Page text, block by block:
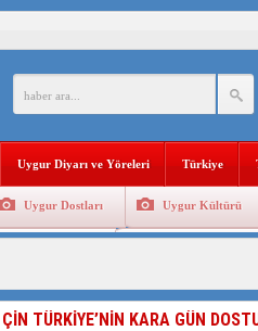
BAŞKANI AĞIRALİOĞLU : ÇİN’İN
UYGULAMALARI SİSTEMATİK
BAŞKANI DOÇ.DR.KAAN : DOĞU
YARAMIZ : ÇİN İŞGALİNDEKİ DOĞU
MESAJİ : 05.07.2009 URUMÇİ
JİANG’İN TRABZON ZİYARETİ
Uygur Diyarı ve Yöreleri Türkiye
Uygur Dostları Uygur Kültürü
TÜRKİYE’NİN KARA GÜN